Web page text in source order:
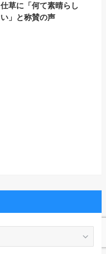
仕草に「何て素晴らし
い」と称賛の声